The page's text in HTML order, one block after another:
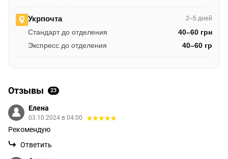
Укрпочта 2–5 дней
Стандарт до отделения
40–60 грн
Экспресс до отделения
40–60 гр
Отзывы 23
Елена
03.10.2024 в 04:00
Рекомендую
Ответить